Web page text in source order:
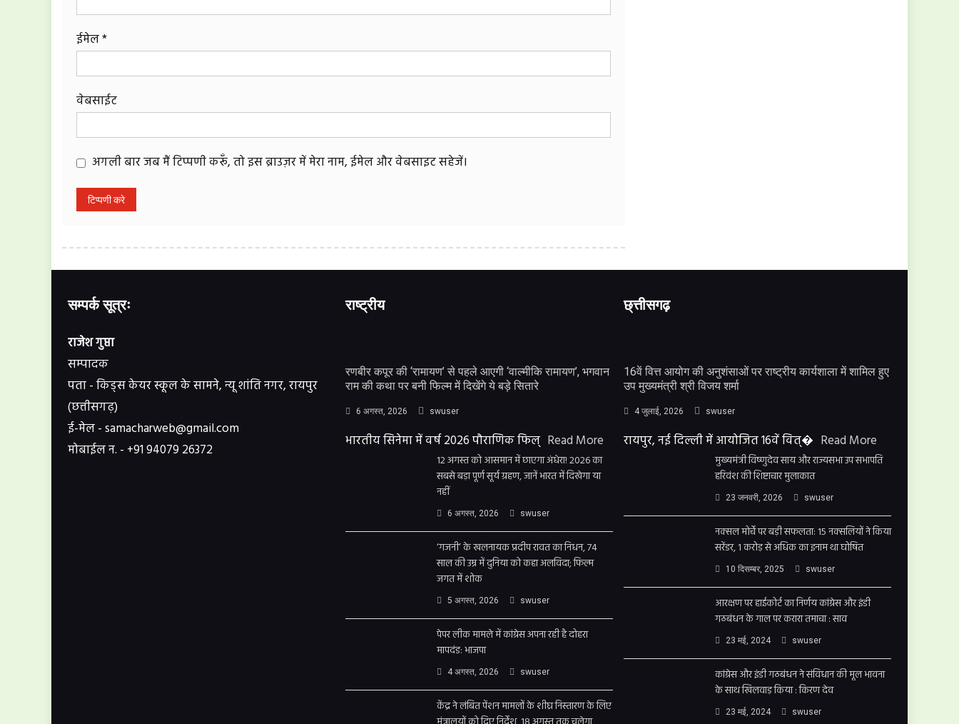
ईमेल*
वेबसाईट
अगली बार जब मैं टिप्पणी करूँ, तो इस ब्राउज़र में मेरा नाम, ईमेल और वेबसाइट सहेजें।
सम्पर्क सूत्रः
राजेश गुप्ता
सम्पादक
पता - किड्स केयर स्कूल के सामने, न्यू शांति नगर, रायपुर
(छत्तीसगढ़)
ई-मेल - samacharweb@gmail.com
मोबाईल न. - +91 94079 26372
राष्ट्रीय
रणबीर कपूर की ‘रामायण’ से पहले आएगी ‘वाल्मीकि रामायण’, भगवान
राम की कथा पर बनी फिल्म में दिखेंगे ये बड़े सितारे
6 अगस्त, 2026 swuser
भारतीय सिनेमा में वर्ष 2026 पौराणिक फिल् Read More
12 अगस्त को आसमान में छाएगा अंधेरा! 2026 का
सबसे बड़ा पूर्ण सूर्य ग्रहण, जानें भारत में दिखेगा या
नहीं
6 अगस्त, 2026 swuser
‘गजनी’ के खलनायक प्रदीप रावत का निधन, 74
साल की उम्र में दुनिया को कहा अलविदा; फिल्म
जगत में शोक
5 अगस्त, 2026 swuser
पेपर लीक मामले में कांग्रेस अपना रही है दोहरा
मापदंड: भाजपा
4 अगस्त, 2026 swuser
केंद्र ने लंबित पेंशन मामलों के शीघ्र निस्तारण के लिए
छ्त्तीसगढ़
16वें वित्त आयोग की अनुशंसाओं पर राष्ट्रीय कार्यशाला में शामिल हुए
उप मुख्यमंत्री श्री विजय शर्मा
4 जुलाई, 2026 swuser
रायपुर, नई दिल्ली में आयोजित 16वें वित्� Read More
मुख्यमंत्री विष्णुदेव साय और राज्यसभा उप सभापति
हरिवंश की शिष्टाचार मुलाकात
23 जनवरी, 2026 swuser
नक्सल मोर्चे पर बड़ी सफलता: 15 नक्सलियों ने किया
सरेंडर, 1 करोड़ से अधिक का इनाम था घोषित
10 दिसम्बर, 2025 swuser
आरक्षण पर हाईकोर्ट का निर्णय कांग्रेस और इंडी
गठबंधन के गाल पर करारा तमाचा : साव
23 मई, 2024 swuser
कांग्रेस और इंडी गठबंधन ने संविधान की मूल भावना
के साथ खिलवाड़ किया : किरण देव
23 मई, 2024 swuser